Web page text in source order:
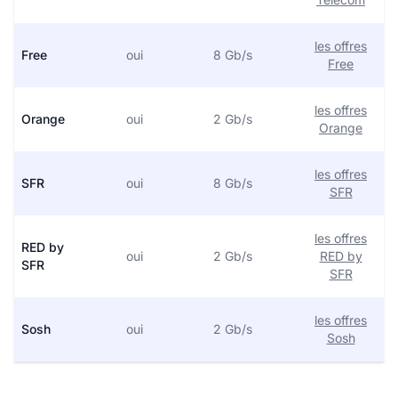
Free oui 8 Gb/s
les offres
Free
Orange oui 2 Gb/s
les offres
Orange
SFR oui 8 Gb/s
les offres
SFR
RED by
SFR
oui 2 Gb/s
les offres
RED by
SFR
Sosh oui 2 Gb/s
les offres
Sosh